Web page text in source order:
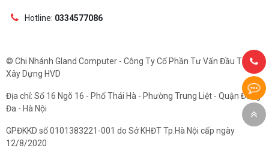
Hotline: 0334577086
© Chi Nhánh Gland Computer - Công Ty Cổ Phần Tư Vấn Đầu Tư Và
Xây Dựng HVD
Địa chỉ: Số 16 Ngõ 16 - Phố Thái Hà - Phường Trung Liệt - Quận Đống
Đa - Hà Nội
GPĐKKD số 0101383221-001 do Sở KHĐT Tp.Hà Nội cấp ngày
12/8/2020